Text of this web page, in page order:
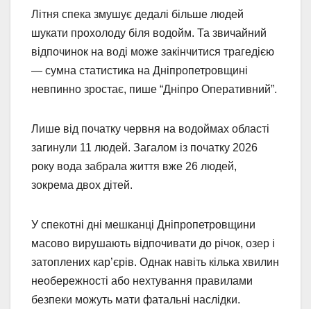
Літня спека змушує дедалі більше людей
шукати прохолоду біля водойм. Та звичайний
відпочинок на воді може закінчитися трагедією
— сумна статистика на Дніпропетровщині
невпинно зростає, пише “Дніпро Оперативний”.
Лише від початку червня на водоймах області
загинули 11 людей. Загалом із початку 2026
року вода забрала життя вже 26 людей,
зокрема двох дітей.
У спекотні дні мешканці Дніпропетровщини
масово вирушають відпочивати до річок, озер і
затоплених кар’єрів. Однак навіть кілька хвилин
необережності або нехтування правилами
безпеки можуть мати фатальні наслідки.